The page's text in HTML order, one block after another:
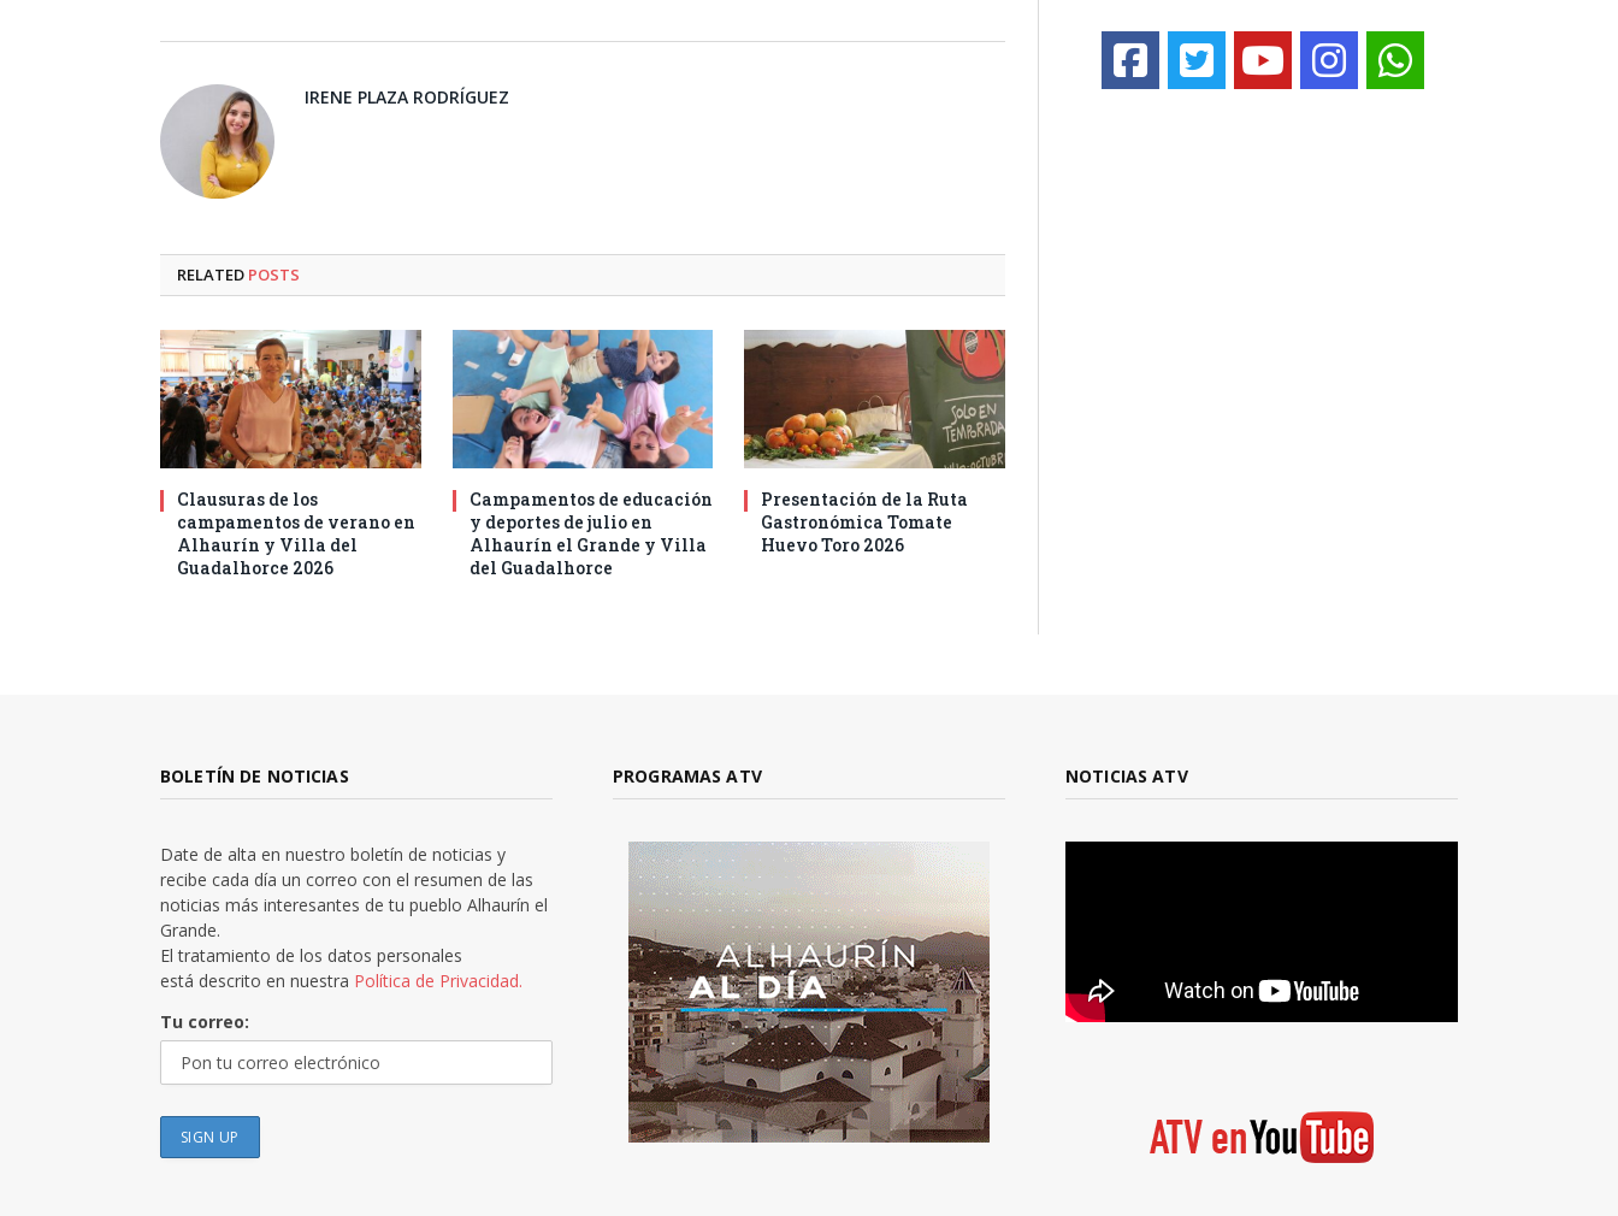
IRENE PLAZA RODRÍGUEZ
RELATED POSTS
Clausuras de los
campamentos de verano en
Alhaurín y Villa del
Guadalhorce 2026
Campamentos de educación
y deportes de julio en
Alhaurín el Grande y Villa
del Guadalhorce
Presentación de la Ruta
Gastronómica Tomate
Huevo Toro 2026
BOLETÍN DE NOTICIAS
Date de alta en nuestro boletín de noticias y
recibe cada día un correo con el resumen de las
noticias más interesantes de tu pueblo Alhaurín el
Grande.
El tratamiento de los datos personales
está descrito en nuestra Política de Privacidad.
Tu correo:
PROGRAMAS ATV NOTICIAS ATV